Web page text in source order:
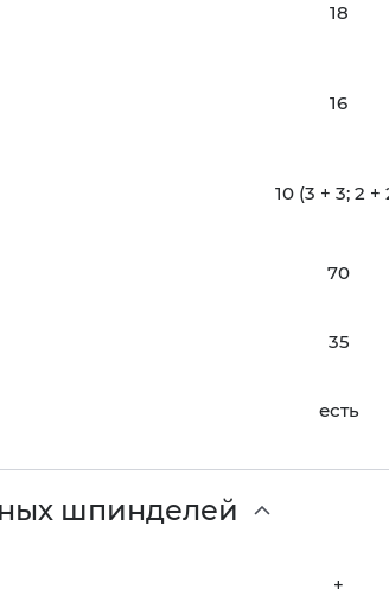
18
16
10 (3 + 3; 2 +
70
35
есть
шпинделей
+